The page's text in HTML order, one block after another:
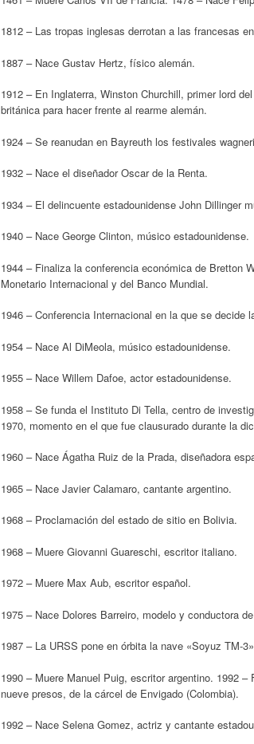
1812 – Las tropas inglesas derrotan a las francesas
1887 – Nace Gustav Hertz, físico alemán.
1912 – En Inglaterra, Winston Churchill, primer lord
británica para hacer frente al rearme alemán.
1924 – Se reanudan en Bayreuth los festivales
1932 – Nace el diseñador Oscar de la Renta.
1934 – El delincuente estadounidense John Dillinger
1940 – Nace George Clinton, músico estadounidense.
1944 – Finaliza la conferencia económica de Bretton
Monetario Internacional y del Banco Mundial.
1946 – Conferencia Internacional en la que se
1954 – Nace Al DiMeola, músico estadounidense.
1955 – Nace Willem Dafoe, actor estadounidense.
1958 – Se funda el Instituto Di Tella, centro de
1970, momento en el que fue clausurado durante la
1960 – Nace Ágatha Ruiz de la Prada, diseñadora
1965 – Nace Javier Calamaro, cantante argentino.
1968 – Proclamación del estado de sitio en Bolivia.
1968 – Muere Giovanni Guareschi, escritor italiano.
1972 – Muere Max Aub, escritor español.
1975 – Nace Dolores Barreiro, modelo y conductora
1987 – La URSS pone en órbita la nave «Soyuz TM-
1990 – Muere Manuel Puig, escritor argentino. 1992
nueve presos, de la cárcel de Envigado (Colombia).
1992 – Nace Selena Gomez, actriz y cantante